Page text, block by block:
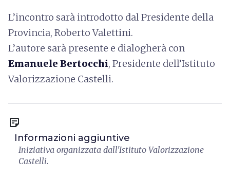
L’incontro sarà introdotto dal Presidente della
Provincia, Roberto Valettini.
L’autore sarà presente e dialogherà con
Emanuele Bertocchi, Presidente dell’Istituto
Valorizzazione Castelli.
sticky_note_2
Informazioni aggiuntive
Iniziativa organizzata dall'Istituto Valorizzazione
Castelli.